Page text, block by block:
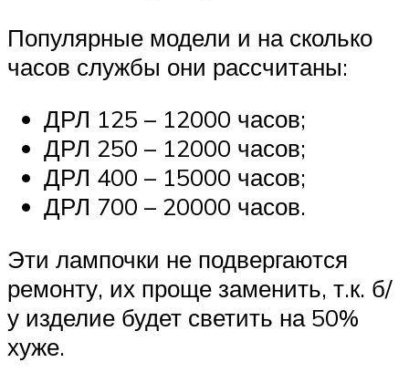
Популярные модели и на сколько
часов службы они рассчитаны:
ДРЛ 125 – 12000 часов;
ДРЛ 250 – 12000 часов;
ДРЛ 400 – 15000 часов;
ДРЛ 700 – 20000 часов.
Эти лампочки не подвергаются
ремонту, их проще заменить, т.к. б/
у изделие будет светить на 50%
хуже.